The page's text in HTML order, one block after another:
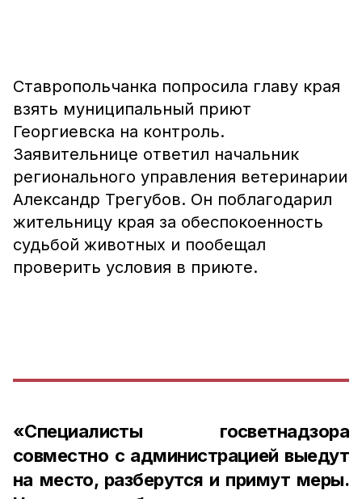
Ставропольчанка попросила главу края
взять муниципальный приют
Георгиевска на контроль.
Заявительнице ответил начальник
регионального управления ветеринарии
Александр Трегубов. Он поблагодарил
жительницу края за обеспокоенность
судьбой животных и пообещал
проверить условия в приюте.
«Специалисты госветнадзора
совместно с администрацией выедут
на место, разберутся и примут меры.